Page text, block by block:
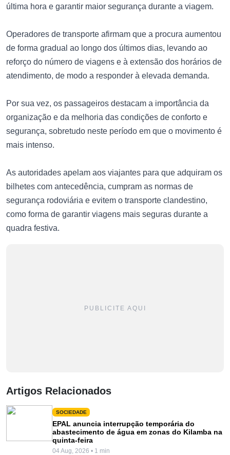
última hora e garantir maior segurança durante a viagem.
Operadores de transporte afirmam que a procura aumentou
de forma gradual ao longo dos últimos dias, levando ao
reforço do número de viagens e à extensão dos horários de
atendimento, de modo a responder à elevada demanda.
Por sua vez, os passageiros destacam a importância da
organização e da melhoria das condições de conforto e
segurança, sobretudo neste período em que o movimento é
mais intenso.
As autoridades apelam aos viajantes para que adquiram os
bilhetes com antecedência, cumpram as normas de
segurança rodoviária e evitem o transporte clandestino,
como forma de garantir viagens mais seguras durante a
quadra festiva.
PUBLICITE AQUI
Artigos Relacionados
SOCIEDADE
EPAL anuncia interrupção temporária do
abastecimento de água em zonas do Kilamba na
quinta-feira
04 Aug, 2026 • 1 min